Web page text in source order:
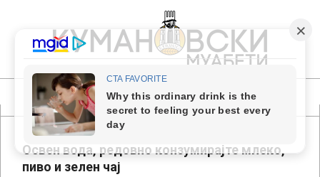
content
КУМАНОВСКИ
МУАБЕТИ
Primary
Navigation
MenuОсвен вода, редовно конзумирајте млеко,
пиво и зелен чај